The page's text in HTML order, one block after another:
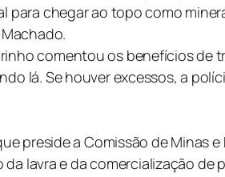
para chegar ao topo como
comentou os benefícios de
lá. Se houver excessos, a
preside a Comissão de
da lavra e da comercialização